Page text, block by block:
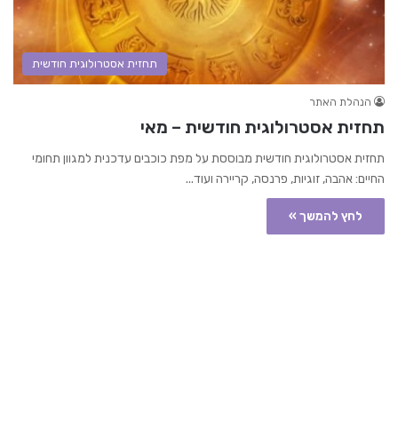
תחזית אסטרולוגית חודשית
הנהלת האתר
תחזית אסטרולוגית חודשית – מאי
תחזית אסטרולוגית חודשית מבוססת על מפת כוכבים עדכנית למגוון תחומי
החיים: אהבה, זוגיות, פרנסה, קריירה ועוד...
לחץ להמשך »